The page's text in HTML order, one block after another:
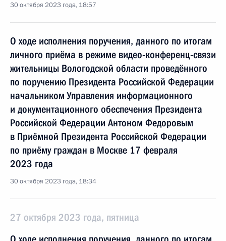
30 октября 2023 года, 18:57
О ходе исполнения поручения, данного по итогам
личного приёма в режиме видео-конференц-связи
жительницы Вологодской области проведённого
по поручению Президента Российской Федерации
начальником Управления информационного
и документационного обеспечения Президента
Российской Федерации Антоном Федоровым
в Приёмной Президента Российской Федерации
по приёму граждан в Москве 17 февраля
2023 года
30 октября 2023 года, 18:34
27 октября 2023 года, пятница